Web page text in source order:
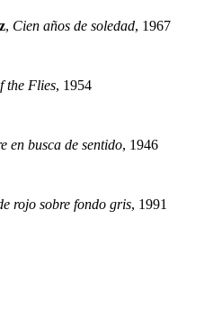
, Cien años de soledad, 1967
the Flies, 1954
en busca de sentido, 1946
rojo sobre fondo gris, 1991